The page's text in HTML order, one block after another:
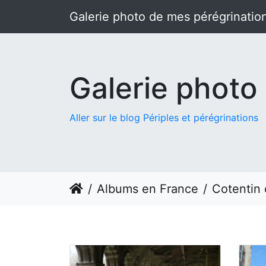
Galerie photo de mes
Galerie
Aller sur le blog Périples et pérégrinations
Albums en France Cotentin